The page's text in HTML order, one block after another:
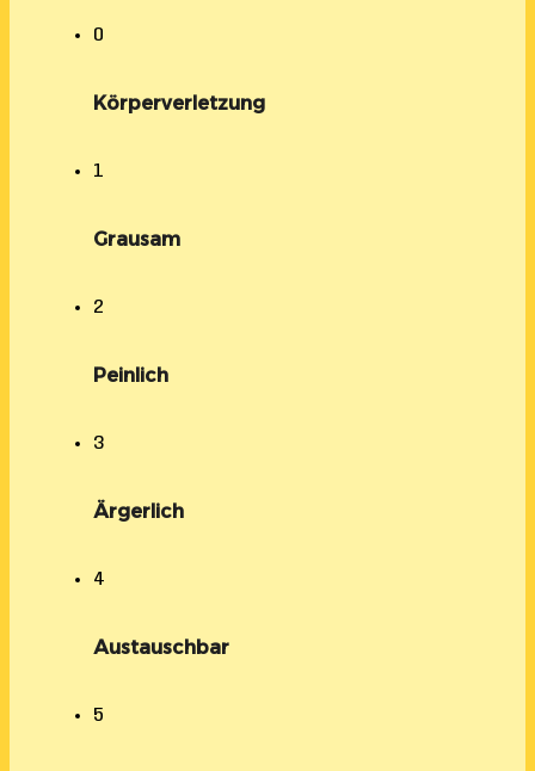
0
Körperverletzung
1
Grausam
2
Peinlich
3
Ärgerlich
4
Austauschbar
5